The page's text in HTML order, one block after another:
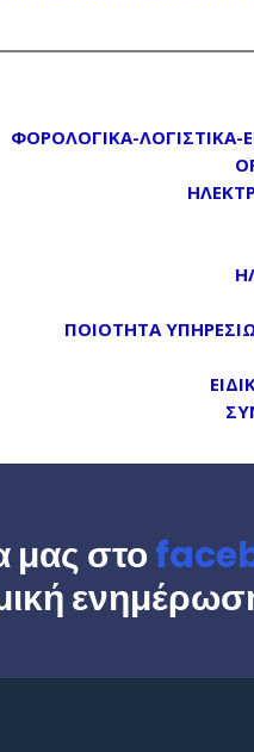
ΦΟΡΟΛΟΓΙΚΑ-ΛΟΓΙΣΤΙΚΑ-
ΠΟΙΟΤΗΤΑ
μας στο